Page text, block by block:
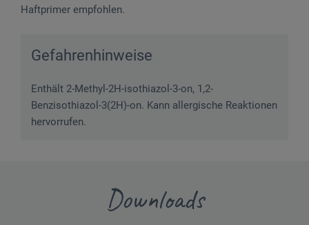
Haftprimer empfohlen.
Gefahrenhinweise
Enthält 2-Methyl-2H-isothiazol-3-on, 1,2-
Benzisothiazol-3(2H)-on. Kann allergische Reaktionen
hervorrufen.
Downloads